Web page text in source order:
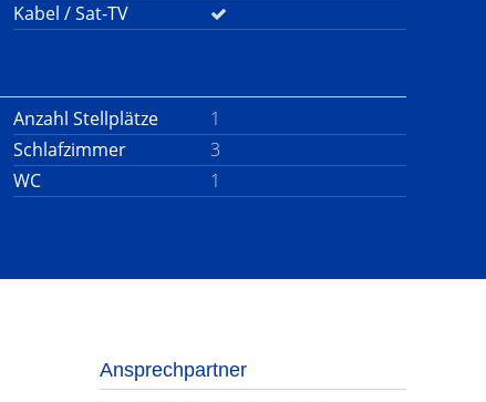
Kabel / Sat-TV
Anzahl Stellplätze
1
Schlafzimmer
3
WC
1
Ansprechpartner